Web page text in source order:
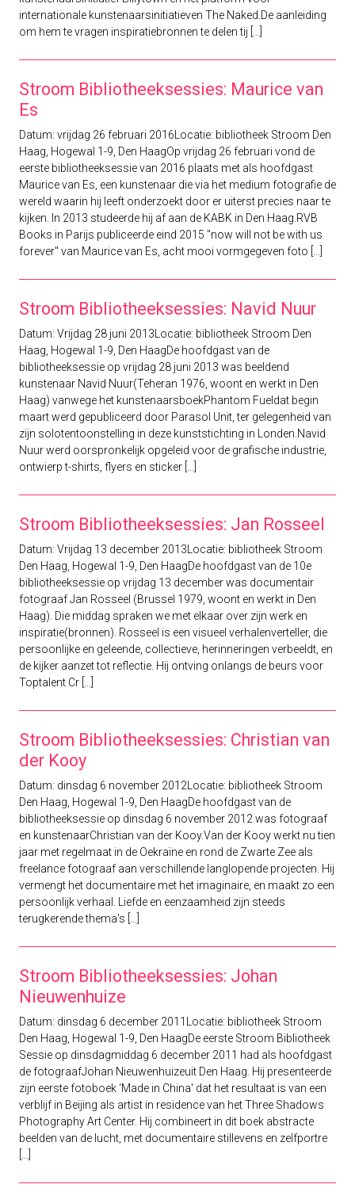
internationale kunstenaarsinitiatieven The Naked.De aanleiding
om hem te vragen inspiratiebronnen te delen tij [...]
Stroom Bibliotheeksessies: Maurice van
Es
Datum: vrijdag 26 februari 2016Locatie: bibliotheek Stroom Den
Haag, Hogewal 1-9, Den HaagOp vrijdag 26 februari vond de
eerste bibliotheeksessie van 2016 plaats met als hoofdgast
Maurice van Es, een kunstenaar die via het medium fotografie de
wereld waarin hij leeft onderzoekt door er uiterst precies naar te
kijken. In 2013 studeerde hij af aan de KABK in Den Haag.RVB
Books in Parijs publiceerde eind 2015 "now will not be with us
forever" van Maurice van Es, acht mooi vormgegeven foto [...]
Stroom Bibliotheeksessies: Navid Nuur
Datum: Vrijdag 28 juni 2013Locatie: bibliotheek Stroom Den
Haag, Hogewal 1-9, Den HaagDe hoofdgast van de
bibliotheeksessie op vrijdag 28 juni 2013 was beeldend
kunstenaar Navid Nuur(Teheran 1976, woont en werkt in Den
Haag) vanwege het kunstenaarsboekPhantom Fueldat begin
maart werd gepubliceerd door Parasol Unit, ter gelegenheid van
zijn solotentoonstelling in deze kunststichting in Londen.Navid
Nuur werd oorspronkelijk opgeleid voor de grafische industrie,
ontwierp t-shirts, flyers en sticker [...]
Stroom Bibliotheeksessies: Jan Rosseel
Datum: Vrijdag 13 december 2013Locatie: bibliotheek Stroom
Den Haag, Hogewal 1-9, Den HaagDe hoofdgast van de 10e
bibliotheeksessie op vrijdag 13 december was documentair
fotograaf Jan Rosseel (Brussel 1979, woont en werkt in Den
Haag). Die middag spraken we met elkaar over zijn werk en
inspiratie(bronnen). Rosseel is een visueel verhalenverteller, die
persoonlijke en geleende, collectieve, herinneringen verbeeldt, en
de kijker aanzet tot reflectie. Hij ontving onlangs de beurs voor
Toptalent Cr [...]
Stroom Bibliotheeksessies: Christian van
der Kooy
Datum: dinsdag 6 november 2012Locatie: bibliotheek Stroom
Den Haag, Hogewal 1-9, Den HaagDe hoofdgast van de
bibliotheeksessie op dinsdag 6 november 2012 was fotograaf
en kunstenaarChristian van der Kooy.Van der Kooy werkt nu tien
jaar met regelmaat in de Oekraïne en rond de Zwarte Zee als
freelance fotograaf aan verschillende langlopende projecten. Hij
vermengt het documentaire met het imaginaire, en maakt zo een
persoonlijk verhaal. Liefde en eenzaamheid zijn steeds
terugkerende thema's [...]
Stroom Bibliotheeksessies: Johan
Nieuwenhuize
Datum: dinsdag 6 december 2011Locatie: bibliotheek Stroom
Den Haag, Hogewal 1-9, Den HaagDe eerste Stroom Bibliotheek
Sessie op dinsdagmiddag 6 december 2011 had als hoofdgast
de fotograafJohan Nieuwenhuizeuit Den Haag. Hij presenteerde
zijn eerste fotoboek ‘Made in China' dat het resultaat is van een
verblijf in Beijing als artist in residence van het Three Shadows
Photography Art Center. Hij combineert in dit boek abstracte
beelden van de lucht, met documentaire stillevens en zelfportre